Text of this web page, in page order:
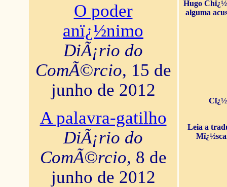
O poder
anï¿½nimo
DiÃ¡rio do
ComÃ©rcio, 15 de
junho de 2012
A palavra-gatilho
DiÃ¡rio do
ComÃ©rcio, 8 de
junho de 2012
Hugo
alguma
Leia a